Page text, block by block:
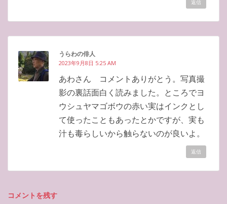
返信
うらわの俳人
2023年9月8日 5:25 AM
あわさん コメントありがとう。写真撮
影の裏話面白く読みました。ところでヨ
ウシュヤマゴボウの赤い実はインクとし
て使ったこともあったとかですが、実も
汁も毒らしいから触らないのが良いよ。
返信
コメントを残す